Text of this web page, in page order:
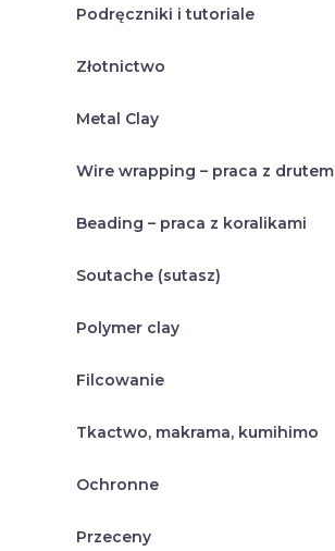
Podręczniki i tutoriale
Złotnictwo
Metal Clay
Wire wrapping – praca z drutem
Beading – praca z koralikami
Soutache (sutasz)
Polymer clay
Filcowanie
Tkactwo, makrama, kumihimo
Ochronne
Przeceny